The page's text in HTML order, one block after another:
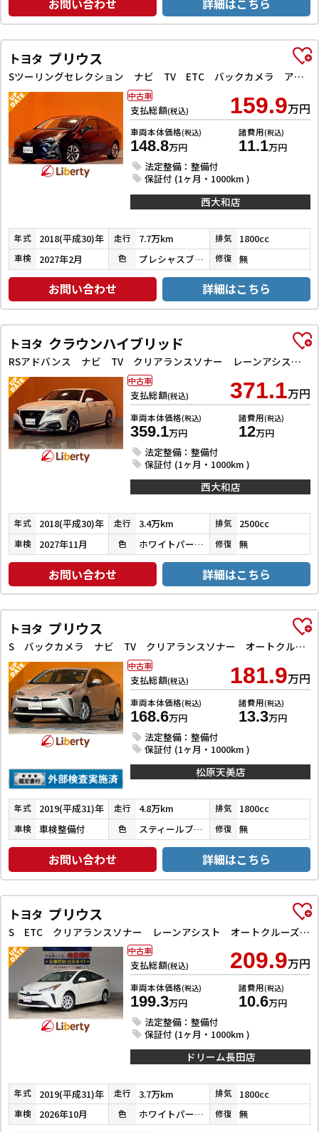
お問い合わせ 詳細はこちら
トヨタ プリウス
Sツーリングセレクション ナビ TV ETC バックカメラ アルミホイール LEDヘッドランプ スマートキー 電動格納ミラー CVT 盗難防止システム 衝突安全ボディ ABS ESC CD DVD再生
支払総額(税込) 159.9万円
車両本体価格(税込)
148.8万円
諸費用(税込)
11.1万円
法定整備：整備付
保証付 (1ヶ月・1000km )
中古車
西大和店
年式 2018(平成30)年 走行 7.7万km 排気 1800cc
車検 2027年2月 色 プレシャスブラックパール 修復 無
お問い合わせ 詳細はこちら
トヨタ クラウンハイブリッド
RSアドバンス ナビ TV クリアランスソナー レーンアシスト オートクルーズコントロール 衝突被害軽減システム バックカメラ アルミホイール オートライト LEDヘッドランプ CVT シートヒーター スマートキー
支払総額(税込) 371.1万円
車両本体価格(税込)
359.1万円
諸費用(税込)
12万円
法定整備：整備付
保証付 (1ヶ月・1000km )
中古車
西大和店
年式 2018(平成30)年 走行 3.4万km 排気 2500cc
車検 2027年11月 色 ホワイトパールクリスタルシャイン 修復 無
お問い合わせ 詳細はこちら
トヨタ プリウス
S バックカメラ ナビ TV クリアランスソナー オートクルーズコントロール レーンアシスト 衝突被害軽減システム オートマチックハイビーム オートライト LEDヘッドランプ
支払総額(税込) 181.9万円
車両本体価格(税込)
168.6万円
諸費用(税込)
13.3万円
法定整備：整備付
保証付 (1ヶ月・1000km )
中古車
松原天美店
年式 2019(平成31)年 走行 4.8万km 排気 1800cc
車検 車検整備付 色 スティールブロンドメタリック 修復 無
お問い合わせ 詳細はこちら
トヨタ プリウス
S ETC クリアランスソナー レーンアシスト オートクルーズコントロール 衝突被害軽減システム バックカメラ ナビ TV アルミホイール オートライト LEDヘッドランプ CVT
支払総額(税込) 209.9万円
車両本体価格(税込)
199.3万円
諸費用(税込)
10.6万円
法定整備：整備付
保証付 (1ヶ月・1000km )
中古車
ドリーム長田店
年式 2019(平成31)年 走行 3.7万km 排気 1800cc
車検 2026年10月 色 ホワイトパールクリスタルシャイン 修復 無